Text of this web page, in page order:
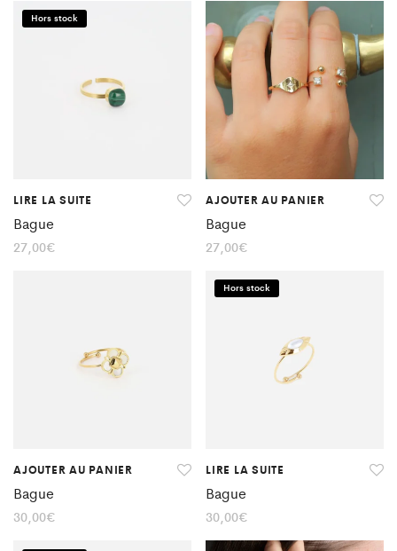
Hors stock
LIRE LA SUITE
Bague
27,00€
AJOUTER AU PANIER
Bague
27,00€
AJOUTER AU PANIER
Bague
30,00€
Hors stock
LIRE LA SUITE
Bague
30,00€